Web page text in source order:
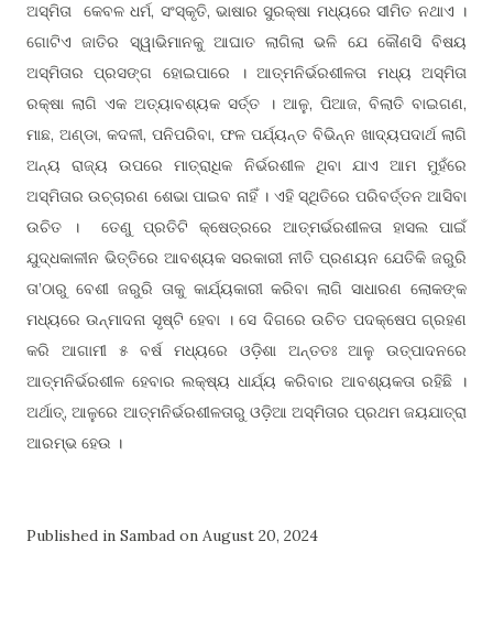
ଅସ୍ମିତା କେବଳ ଧର୍ମ, ସଂସ୍କୃତି, ଭାଷାର ସୁରକ୍ଷା ମଧ୍ୟରେ ସୀମିତ ନଥାଏ ।
ଗୋଟିଏ ଜାତିର ସ୍ୱାଭିମାନକୁ ଆଘାତ ଲାଗିଲା ଭଳି ଯେ କୌଣସି ବିଷୟ
ଅସ୍ମିତାର ପ୍ରସଙ୍ଗ ହୋଇପାରେ । ଆତ୍ମନିର୍ଭରଶୀଳତା ମଧ୍ୟ ଅସ୍ମିତା
ରକ୍ଷା ଲାଗି ଏକ ଅତ୍ୟାବଶ୍ୟକ ସର୍ତ୍ତ । ଆଳୁ, ପିଆଜ, ବିଲାତି ବାଇଗଣ,
ମାଛ, ଅଣ୍ଡା, କଦଳୀ, ପନିପରିବା, ଫଳ ପର୍ଯ୍ୟନ୍ତ ବିଭିନ୍ନ ଖାଦ୍ୟପଦାର୍ଥ ଲାଗି
ଅନ୍ୟ ରାଜ୍ୟ ଉପରେ ମାତ୍ରାଧିକ ନିର୍ଭରଶୀଳ ଥିବା ଯାଏ ଆମ ମୁହଁରେ
ଅସ୍ମିତାର ଉଚ୍ଚାରଣ ଶେଭା ପାଇବ ନାହିଁ । ଏହି ସ୍ଥିତିରେ ପରିବର୍ତ୍ତନ ଆସିବା
ଉଚିତ । ତେଣୁ ପ୍ରତିଟି କ୍ଷେତ୍ରରେ ଆତ୍ମର୍ଭରଶୀଳତା ହାସଲ ପାଇଁ
ଯୁଦ୍ଧକାଳୀନ ଭିତ୍ତିରେ ଆବଶ୍ୟକ ସରକାରୀ ନୀତି ପ୍ରଣୟନ ଯେତିକି ଜରୁରି
ତା’ଠାରୁ ବେଶୀ ଜରୁରି ତାକୁ କାର୍ଯ୍ୟକାରୀ କରିବା ଲାଗି ସାଧାରଣ ଲୋକଙ୍କ
ମଧ୍ୟରେ ଉନ୍ମାଦନା ସୃଷ୍ଟି ହେବା । ସେ ଦିଗରେ ଉଚିତ ପଦକ୍ଷେପ ଗ୍ରହଣ
କରି ଆଗାମୀ ୫ ବର୍ଷ ମଧ୍ୟରେ ଓଡ଼ିଶା ଅନ୍ତତଃ ଆଳୁ ଉତ୍ପାଦନରେ
ଆତ୍ମନିର୍ଭରଶୀଳ ହେବାର ଲକ୍ଷ୍ୟ ଧାର୍ଯ୍ୟ କରିବାର ଆବଶ୍ୟକତା ରହିଛି ।
ଅର୍ଥାତ୍, ଆଳୁରେ ଆତ୍ମନିର୍ଭରଶୀଳତାରୁ ଓଡ଼ିଆ ଅସ୍ମିତାର ପ୍ରଥମ ଜୟଯାତ୍ରା
ଆରମ୍ଭ ହେଉ ।
Published in Sambad on August 20, 2024